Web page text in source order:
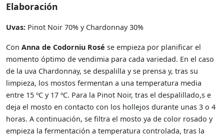
Elaboración
Uvas: Pinot Noir 70% y Chardonnay 30%
Con Anna de Codorniu Rosé se empieza por planificar el
momento óptimo de vendimia para cada variedad. En el caso
de la uva Chardonnay, se despalilla y se prensa y, tras su
limpieza, los mostos fermentan a una temperatura media
entre 15 ºC y 17 ºC. Para la Pinot Noir, tras el despalillado,s e
deja el mosto en contacto con los hollejos durante unas 3 o 4
horas. A continuación, se filtra el mosto ya de color rosado y
empieza la fermentación a temperatura controlada, tras la